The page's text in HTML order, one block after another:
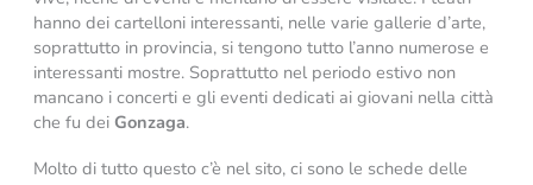
hanno dei cartelloni interessanti, nelle varie gallerie d’arte,
soprattutto in provincia, si tengono tutto l’anno numerose e
interessanti mostre. Soprattutto nel periodo estivo non
mancano i concerti e gli eventi dedicati ai giovani nella città
che fu dei Gonzaga.
Molto di tutto questo c’è nel sito, ci sono le schede delle